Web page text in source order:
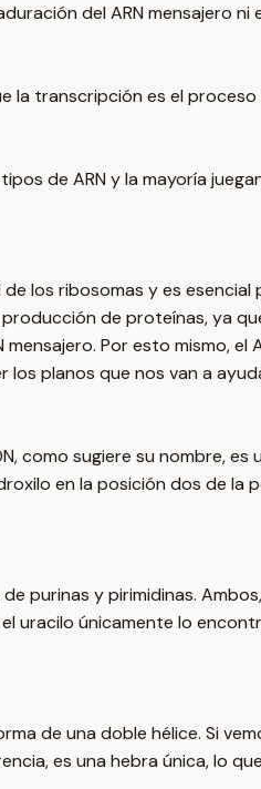
del ARN mensajero
transcripción es el
de ARN y la mayoría
los ribosomas y es
de proteínas, ya
Por esto mismo,
planos que nos van a
como sugiere su nombre,
en la posición dos de la
y pirimidinas.
uracilo únicamente lo
de una doble hélice. Si
es una hebra única, lo